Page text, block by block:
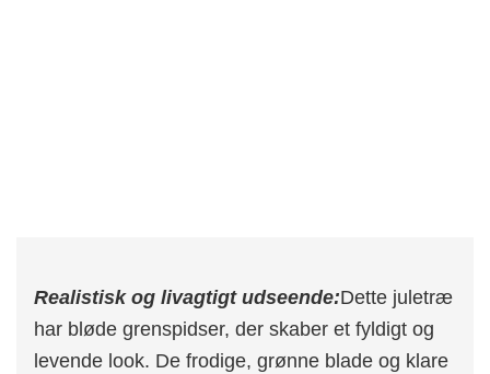
Realistisk og livagtigt udseende:Dette juletræ
har bløde grenspidser, der skaber et fyldigt og
levende look. De frodige, grønne blade og klare